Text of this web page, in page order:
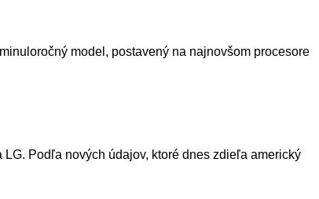
model, postavený na najnovšom procesore
Podľa nových údajov, ktoré dnes zdieľa americký